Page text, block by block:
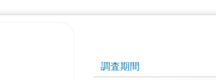
調査期間